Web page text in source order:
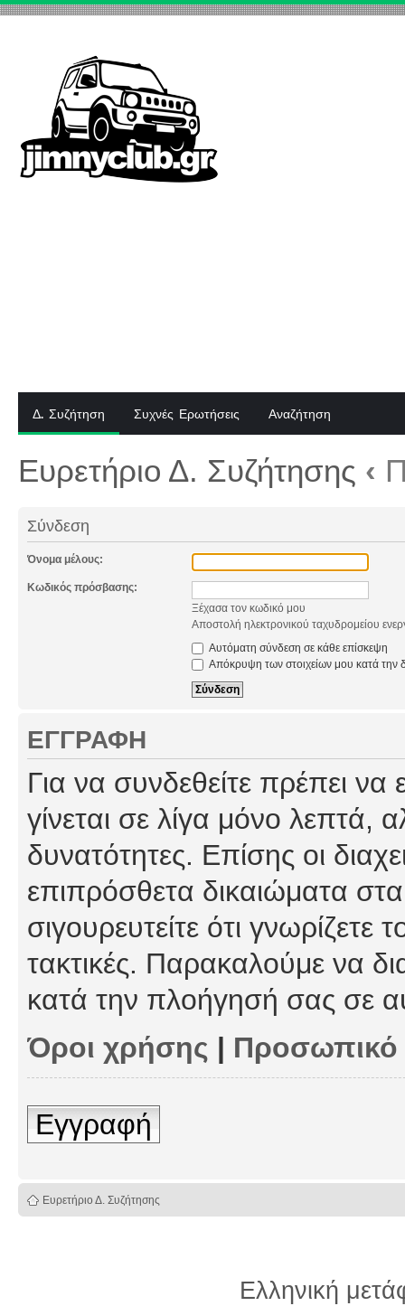
Δ. Συζήτηση Συχνές Ερωτήσεις Αναζήτηση
Ευρετήριο Δ. Συζήτησης ‹
Σύνδεση
Όνομα μέλους:
Κωδικός πρόσβασης:
Ξέχασα τον κωδικό μου
Αποστολή ηλεκτρονικού ταχυδρομείου
Αυτόματη σύνδεση σε κάθε επίσκεψη
Απόκρυψη των στοιχείων μου κατά την
ΕΓΓΡΑΦΉ
Για να συνδεθείτε πρέπει
γίνεται σε λίγα μόνο λεπτά,
δυνατότητες. Επίσης οι
επιπρόσθετα δικαιώματα
σιγουρευτείτε ότι γνωρίζετε
τακτικές. Παρακαλούμε να
κατά την πλοήγησή σας σε
Όροι χρήσης |
Εγγραφή
Ευρετήριο Δ. Συζήτησης
Ελληνική